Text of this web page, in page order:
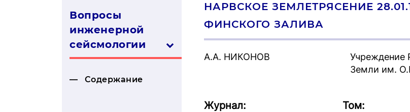
Вопросы
инженерной
сей­смо­логии
Содержание
НАРВСКОЕ ЗЕМЛЕТРЯСЕНИЕ
ФИНСКОГО ЗАЛИВА
А.А. НИКОНОВ
Учреждение
Земли им.
Журнал: Том: